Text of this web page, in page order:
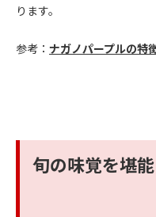
ります。
参考： ナガノパープルの特
旬の味覚を堪